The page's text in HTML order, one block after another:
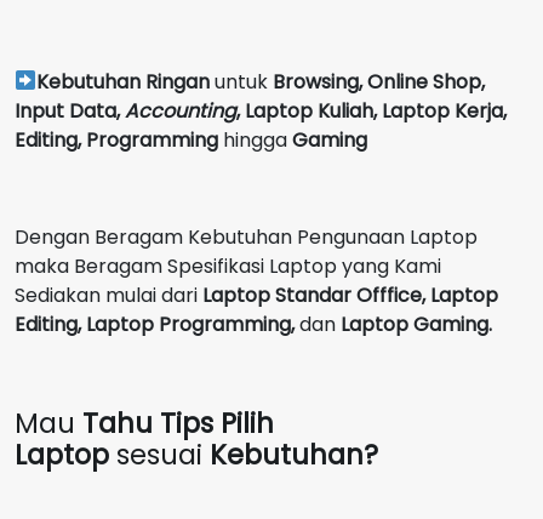
Kebutuhan Ringanuntuk Browsing, Online Shop,
Input Data,Accounting, Laptop Kuliah, Laptop Kerja,
Editing, Programming hinggaGaming
Dengan Beragam Kebutuhan Pengunaan Laptop
maka Beragam Spesifikasi Laptop yang Kami
Sediakan mulai dari Laptop Standar Offfice, Laptop
Editing, Laptop Programming,dan Laptop Gaming.
Mau Tahu Tips Pilih
Laptop sesuai Kebutuhan?